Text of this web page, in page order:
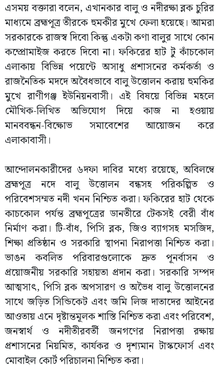
এসময় বক্তারা বলেন, এখানকার বালু ও নদীরক্ষা ব্লক চুরির
মাধ্যমে ব্রহ্মপূত্র তীরকে হুমকীর মুখে ফেলা হয়েছে। আমরা
সরকারকে রাজস্ব দিবো কিন্তু একটা কণা বালুর সাথে কোন
কম্প্রোমাইজ করতে দিবো না। ফকিরের হাট টু কাঁচকোল
এলাকায় বিভিন্ন পয়েন্টে অসাধু প্রশাসনের কর্মকর্তা ও
রাজনৈতিক মদদে অবৈধভাবে বালু উত্তোলন করায় হুমকির
মুখে রাণীগঞ্জ ইউনিয়নবাসী। এই বিষয়ে বিভিন্ন মহলে
মৌখিক-লিখিত অভিযোগ দিয়ে কাজ না হওয়ায়
মানববন্ধন-বিক্ষোভ সমাবেশের আয়োজন করে
এলাকাবাসী।
আন্দোলনকারীদের ৬দফা দাবির মধ্যে রয়েছে, অবিলম্বে
ব্রহ্মপূত্র নদে বালু উত্তোলন বন্ধসহ পরিকল্পিত ও
পরিবেশসম্মত নদী খনন নিশ্চিত করা। ফকিরের হাট থেকে
কাচকোল পর্যন্ত ব্রহ্মপূত্রের ডানতীরে টেকসই বেরী বাঁধ
নির্মাণ করা। টি-বাঁধ, পিসি ব্লক, জিও ব্যাগসহ মসজিদ,
শিক্ষা প্রতিষ্ঠান ও সরকারি স্থাপনা নিরাপত্তা নিশ্চিত করা।
ভাঙন কবলিত পরিবারগুলোকে দ্রুত পূনর্বাসন ও
প্রয়োজনীয় সরকারি সহায়তা প্রদান করা। সরকারি সম্পদ
আত্মসাৎ, পিসি ব্লক অপসারণ ও অভৈধ বালু উত্তোলনের
সাথে জড়িত সিন্ডিকেট এবং জমি লিজ দাতাদের আইনের
আওতায় এনে দৃষ্টান্তমূলক শাস্তি নিশ্চিত করা এবং পরিবেশ,
জনস্বার্থ ও নদীতীরবর্তী জনগণের নিরাপত্তা রক্ষায়
প্রশাসনের নিয়মিত, কার্যকর ও দৃশ্যমান টাস্কফোর্স এবং
মোবাইল কোর্ট পরিচালনা নিশ্চিত করা।